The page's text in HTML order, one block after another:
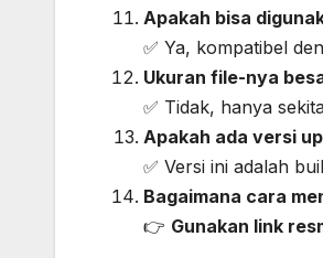
Apakah bisa
✅ Ya, kompatibel
Ukuran file-nya
✅ Tidak, hanya
Apakah ada versi
✅ Versi ini adalah
Bagaimana cara
👉 Gunakan link